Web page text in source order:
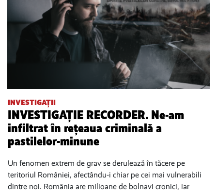
INVESTIGAȚII
INVESTIGAȚIE RECORDER. Ne-am
infiltrat în rețeaua criminală a
pastilelor-minune
Un fenomen extrem de grav se derulează în tăcere pe
teritoriul României, afectându-i chiar pe cei mai vulnerabili
dintre noi. România are milioane de bolnavi cronici, iar